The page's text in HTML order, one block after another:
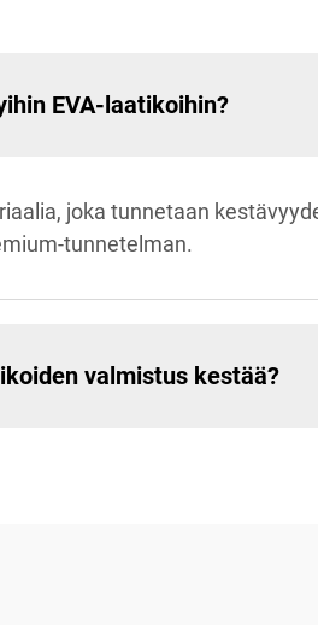
EVA-laatikoihin?
joka tunnetaan
tunnetelman.
valmistus kestää?